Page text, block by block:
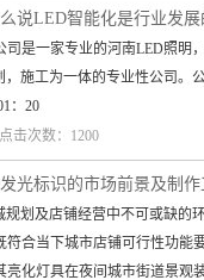
说LED智能化是行业发展
是一家专业的河南LED照明
，施工为一体的专业性公司。
：20
击次数：1200
光标识的市场前景及制作
及店铺经营中不可或缺的环
符合当下城市店铺可行性功能
亮化灯具在夜间城市街道景观